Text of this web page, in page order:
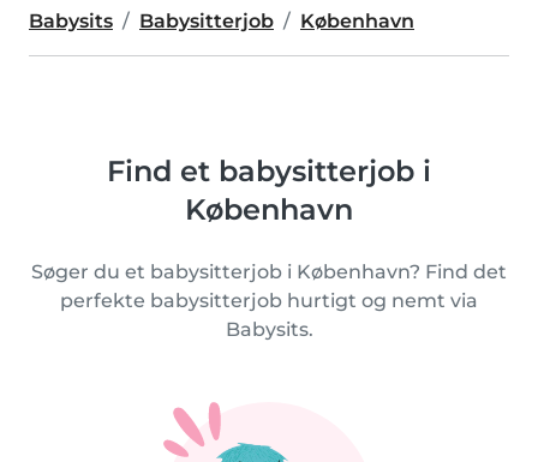
Babysits Babysitterjob København
Find et babysitterjob i
København
Søger du et babysitterjob i København? Find det
perfekte babysitterjob hurtigt og nemt via
Babysits.